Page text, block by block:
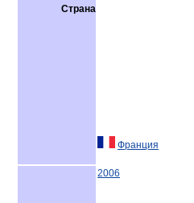
Страна
Франция
2006